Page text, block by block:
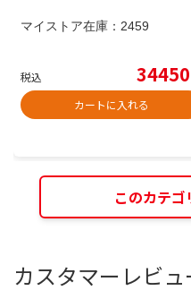
マイストア在庫： 2459
税込 34450
カートに入れる
このカテ
カスタマーレビュ